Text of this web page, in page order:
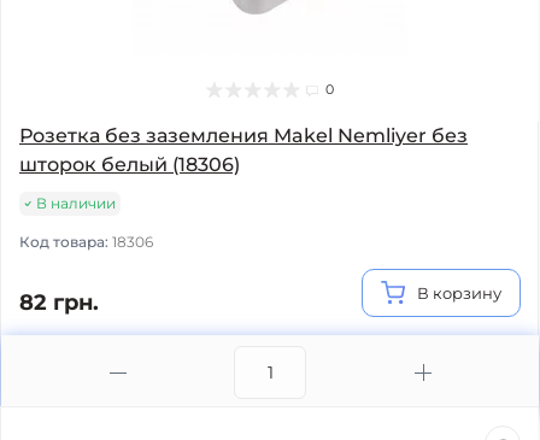
0
Розетка без заземления Makel Nemliyer без
шторок белый (18306)
В наличии
Код товара: 18306
82 грн. В корзину